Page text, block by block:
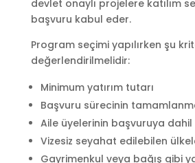
devlet onaylı projelere katılım
başvuru kabul eder.
Program seçimi yapılırken şu
değerlendirilmelidir:
Minimum yatırım tutarı
Başvuru sürecinin
Aile üyelerinin başvuruya
Vizesiz seyahat edilebilen
Gayrimenkul veya bağış gibi